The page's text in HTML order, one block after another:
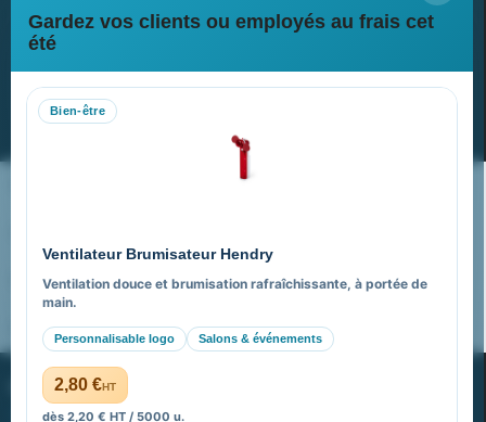
Gardez vos clients ou employés au frais cet
été
Bien-être
Ventilateur Brumisateur Hendry
Ventilation douce et brumisation rafraîchissante, à portée de
main.
Personnalisable logo Salons & événements
2,80 €HT
dès 2,20 € HT / 5000 u.
Newsletter
Recevez nos dernières nouvelles et nos offres spéciales
Nos expertises & accompagnement global
FAQ sur Promenoch Goodies Pub France
Pourquoi ça a marché à 100% pour moi ?
PROMENOCH GOODIES